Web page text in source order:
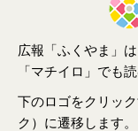
広報「ふくやま」
「マチイロ」でも
下のロゴをクリッ
ク）に遷移します。